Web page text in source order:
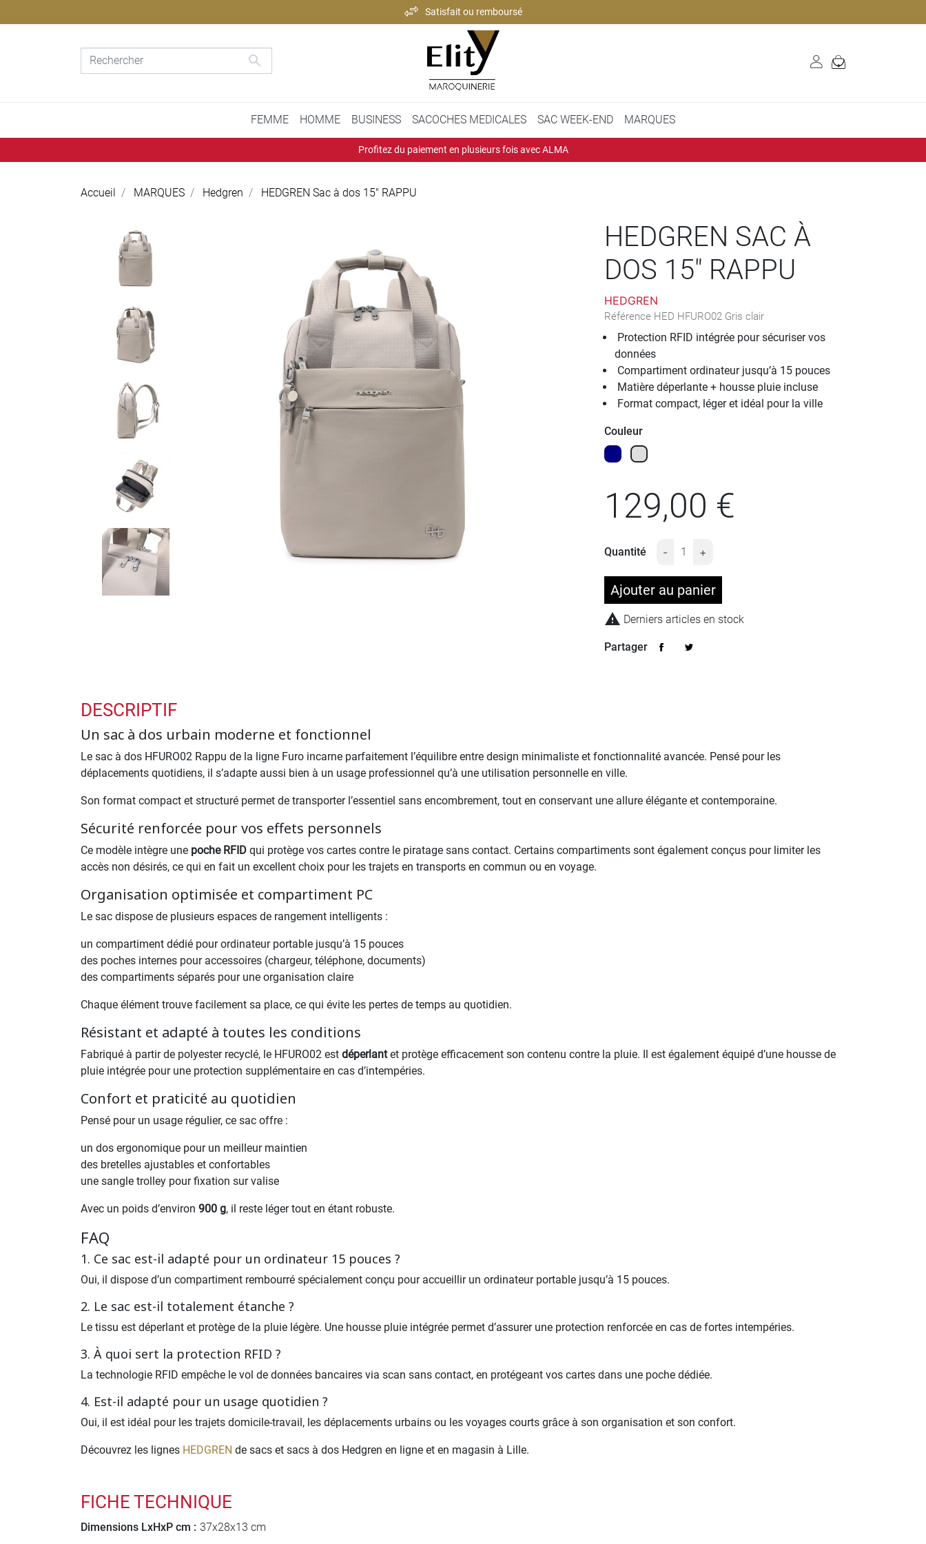
Satisfait ou remboursé
Paiement 100% sécurisé
Expédition rapide et soignée

FEMME HOMME BUSINESS SACOCHES MEDICALES SAC WEEK-END MARQUES
Profitez du paiement en plusieurs fois avec ALMA
Accueil MARQUES Hedgren HEDGREN Sac à dos 15" RAPPU
HEDGREN SAC À
DOS 15" RAPPU
HEDGREN
Référence HED HFURO02 Gris clair
Protection RFID intégrée pour sécuriser vos
données
Compartiment ordinateur jusqu’à 15 pouces
Matière déperlante + housse pluie incluse
Format compact, léger et idéal pour la ville
Couleur
MarineGris clair
129,00 €
Quantité - +
Ajouter au panier
 Derniers articles en stock
Partager
DESCRIPTIF
Un sac à dos urbain moderne et fonctionnel
Le sac à dos HFURO02 Rappu de la ligne Furo incarne parfaitement l’équilibre entre design minimaliste et fonctionnalité avancée. Pensé pour les
déplacements quotidiens, il s’adapte aussi bien à un usage professionnel qu’à une utilisation personnelle en ville.
Son format compact et structuré permet de transporter l’essentiel sans encombrement, tout en conservant une allure élégante et contemporaine.
Sécurité renforcée pour vos effets personnels
Ce modèle intègre une poche RFID qui protège vos cartes contre le piratage sans contact. Certains compartiments sont également conçus pour limiter les
accès non désirés, ce qui en fait un excellent choix pour les trajets en transports en commun ou en voyage.
Organisation optimisée et compartiment PC
Le sac dispose de plusieurs espaces de rangement intelligents :
un compartiment dédié pour ordinateur portable jusqu’à 15 pouces
des poches internes pour accessoires (chargeur, téléphone, documents)
des compartiments séparés pour une organisation claire
Chaque élément trouve facilement sa place, ce qui évite les pertes de temps au quotidien.
Résistant et adapté à toutes les conditions
Fabriqué à partir de polyester recyclé, le HFURO02 est déperlantet protège efficacement son contenu contre la pluie. Il est également équipé d’une housse de
pluie intégrée pour une protection supplémentaire en cas d’intempéries.
Confort et praticité au quotidien
Pensé pour un usage régulier, ce sac offre :
un dos ergonomique pour un meilleur maintien
des bretelles ajustables et confortables
une sangle trolley pour fixation sur valise
Avec un poids d’environ 900 g, il reste léger tout en étant robuste.
FAQ
1. Ce sac est-il adapté pour un ordinateur 15 pouces ?
Oui, il dispose d’un compartiment rembourré spécialement conçu pour accueillir un ordinateur portable jusqu’à 15 pouces.
2. Le sac est-il totalement étanche ?
Le tissu est déperlant et protège de la pluie légère. Une housse pluie intégrée permet d’assurer une protection renforcée en cas de fortes intempéries.
3. À quoi sert la protection RFID ?
La technologie RFID empêche le vol de données bancaires via scan sans contact, en protégeant vos cartes dans une poche dédiée.
4. Est-il adapté pour un usage quotidien ?
Oui, il est idéal pour les trajets domicile-travail, les déplacements urbains ou les voyages courts grâce à son organisation et son confort.
Découvrez les lignes HEDGREN de sacs et sacs à dos Hedgren en ligne et en magasin à Lille.
FICHE TECHNIQUE
Dimensions LxHxP cm : 37x28x13 cm